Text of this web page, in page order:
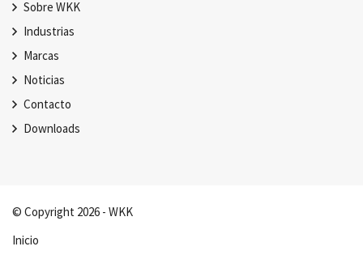
Sobre WKK
Industrias
Marcas
Noticias
Contacto
Downloads
© Copyright 2026 - WKK
Inicio